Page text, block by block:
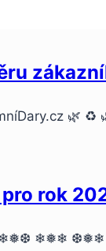
🌿 ♻️
rok
❄❅❆ ❄❅❄